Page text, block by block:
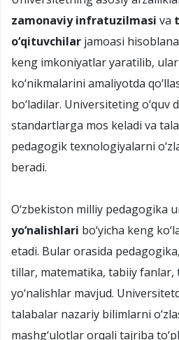
zamonaviy infratuzilmasi va
o‘qituvchilar jamoasi
keng imkoniyatlar yaratilib, ular
ko‘nikmalarini amaliyotda
bo‘ladilar. Universiteting o‘quv
standartlarga mos keladi va
pedagogik texnologiyalarni
beradi.
O‘zbekiston milliy pedagogika
yo‘nalishlari bo‘yicha keng
etadi. Bular orasida
tillar, matematika, tabiiy fanlar,
yo‘nalishlar mavjud.
talabalar nazariy bilimlarni
mashg‘ulotlar orqali tajriba